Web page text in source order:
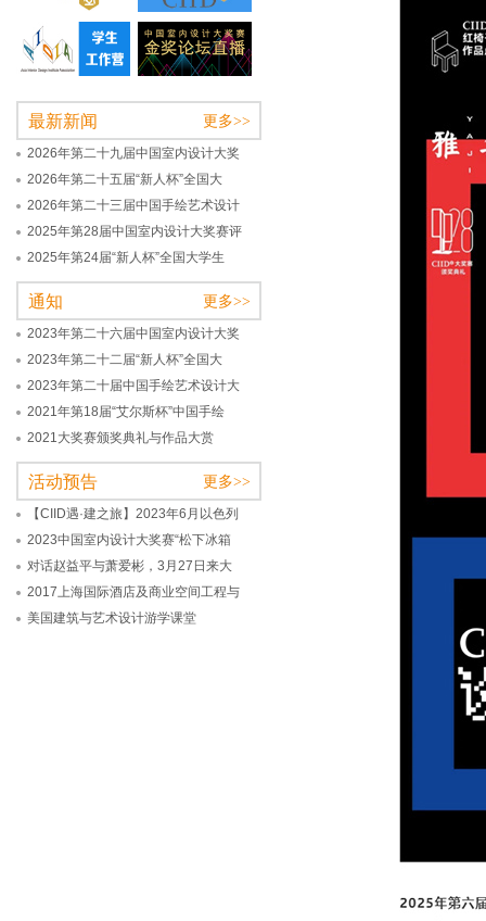
最新新闻 更多>>
2026年第二十九届中国室内设计大奖
2026年第二十五届“新人杯”全国大
2026年第二十三届中国手绘艺术设计
2025年第28届中国室内设计大奖赛评
2025年第24届“新人杯”全国大学生
通知 更多>>
2023年第二十六届中国室内设计大奖
2023年第二十二届“新人杯”全国大
2023年第二十届中国手绘艺术设计大
2021年第18届“艾尔斯杯”中国手绘
2021大奖赛颁奖典礼与作品大赏
活动预告 更多>>
【CIID遇·建之旅】2023年6月以色列
2023中国室内设计大奖赛“松下冰箱
对话赵益平与萧爱彬，3月27日来大
2017上海国际酒店及商业空间工程与
美国建筑与艺术设计游学课堂